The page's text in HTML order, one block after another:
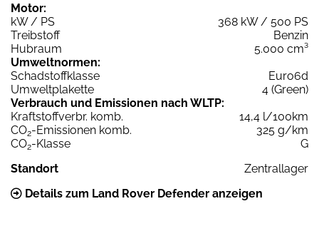
Motor:
kW / PS
368 kW / 500 PS
Treibstoff
Benzin
Hubraum
5.000 cm³
Umweltnormen:
Schadstoffklasse
Euro6d
Umweltplakette
4 (Green)
Verbrauch und Emissionen nach WLTP:
Kraftstoffverbr. komb.
14,4 l/100km
CO2-Emissionen komb.
325 g/km
CO2-Klasse
G
Standort
Zentrallager
Details zum Land Rover Defender anzeigen